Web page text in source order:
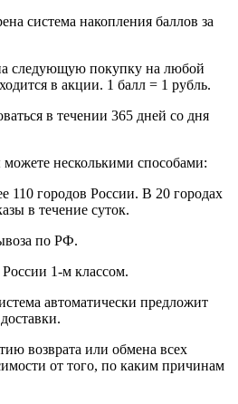
система накопления баллов за
следующую покупку на любой
в акции. 1 балл = 1 рубль.
в течении 365 дней со дня
несколькими способами:
110 городов России. В 20 городах
в течение суток.
по РФ.
1-м классом.
автоматически предложит
возврата или обмена всех
от того, по каким причинам